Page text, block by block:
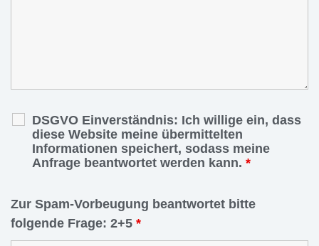
DSGVO Einverständnis: Ich willige ein, dass
diese Website meine übermittelten
Informationen speichert, sodass meine
Anfrage beantwortet werden kann. *
Zur Spam-Vorbeugung beantwortet bitte
folgende Frage: 2+5 *